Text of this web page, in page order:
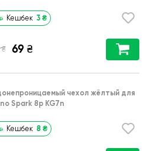
Кешбек 3 ₴
₴ 69 ₴
чехол жёлтый для
Spark 8p KG7n
Кешбек 8 ₴